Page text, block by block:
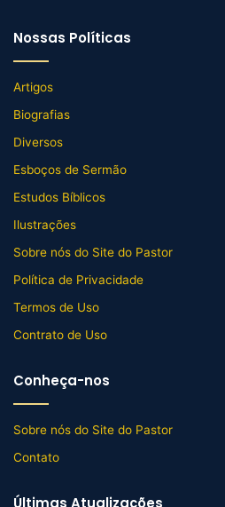
Nossas Políticas
Artigos
Biografias
Diversos
Esboços de Sermão
Estudos Bíblicos
Ilustrações
Sobre nós do Site do Pastor
Política de Privacidade
Termos de Uso
Contrato de Uso
Conheça-nos
Sobre nós do Site do Pastor
Contato
Últimas Atualizações